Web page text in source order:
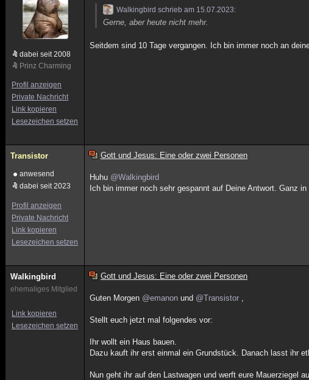
dabei seit 2008
Prinz Charming
Profil anzeigen
Private Nachricht
Link kopieren
Lesezeichen setzen
Walkingbird schrieb am 15.07.2023:
Gerne, aber heute nicht mehr.
Seitdem sind 10 Tage vergangen. Ich bin immer noch an
Transistor
anwesend
dabei seit 2023
Profil anzeigen
Private Nachricht
Link kopieren
Lesezeichen setzen
Gott und Jesus: Eine oder zwei Personen
Huhu @Walkingbird
Ich bin immer noch sehr gespannt auf Deine Antwort. Ganz in
Walkingbird
ehemaliges Mitglied
Link kopieren
Lesezeichen setzen
Gott und Jesus: Eine oder zwei Personen
Guten Morgen @emanon und @Transistor ,
Stellt euch jetzt mal folgendes vor:
Ihr wollt ein Haus bauen.
Dazu kauft ihr erst einmal ein Grundstück. Danach lasst ihr
Nun geht ihr auf den Lastwagen und werft eure Mauerziegel